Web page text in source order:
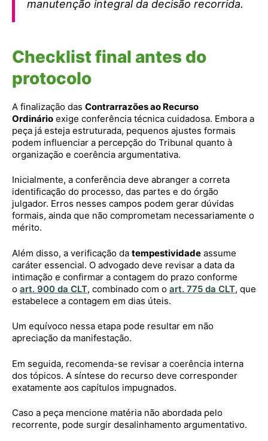
manutenção integral da decisão recorrida.
Checklist final antes do
protocolo
A finalização das Contrarrazões ao Recurso
Ordinário exige conferência técnica cuidadosa. Embora a
peça já esteja estruturada, pequenos ajustes formais
podem influenciar a percepção do Tribunal quanto à
organização e coerência argumentativa.
Inicialmente, a conferência deve abranger a correta
identificação do processo, das partes e do órgão
julgador. Erros nesses campos podem gerar dúvidas
formais, ainda que não comprometam necessariamente o
mérito.
Além disso, a verificação da tempestividade assume
caráter essencial. O advogado deve revisar a data da
intimação e confirmar a contagem do prazo conforme
o art. 900 da CLT, combinado com o art. 775 da CLT, que
estabelece a contagem em dias úteis.
Um equívoco nessa etapa pode resultar em não
apreciação da manifestação.
Em seguida, recomenda-se revisar a coerência interna
dos tópicos. A síntese do recurso deve corresponder
exatamente aos capítulos impugnados.
Caso a peça mencione matéria não abordada pelo
recorrente, pode surgir desalinhamento argumentativo.